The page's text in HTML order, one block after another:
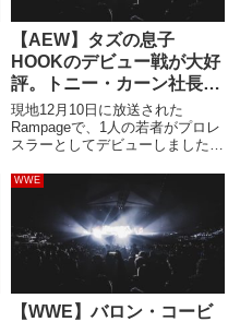
【AEW】タズの息子
HOOKのデビュー戦が大好
評。トニー・カーン社長
「この世のものとは思えな
いほど素晴らしい」
現地12月10日に放送された
Rampageで、1人の若者がプロレ
スラーとしてデビューしました。
歳、HOOK。彼はユニットを率い
るレジェンドレスラー、タズの息
子です。イケメンで体つきもかっ
こよく、スター性...
WWE
【WWE】バロン・コービ